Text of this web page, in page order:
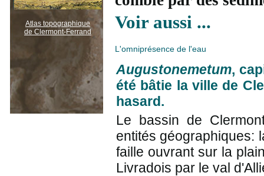
Voir aussi ...
L'omniprésence de l'eau
Augustonemetum,
été bâtie la ville de
hasard.
Le bassin de
entités géographiques:
faille ouvrant sur la
Livradois par le val
Atlas topographique
de Clermont-Ferrand